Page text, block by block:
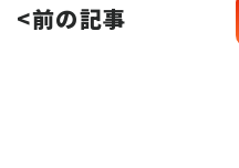
<前の記事